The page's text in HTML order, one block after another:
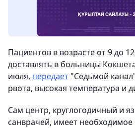
Пациентов в возрасте от 9 до
доставлять в больницы
июля, передает "Седьмой
рвота, высокая температура и
Сам центр, круглогодичный и
санврачей, имеет необходимое